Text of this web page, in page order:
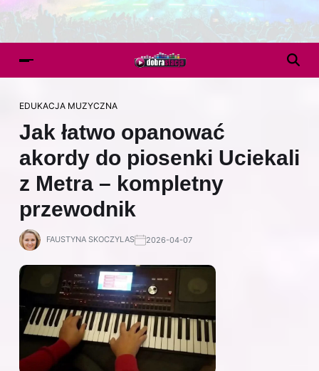
EDUKACJA MUZYCZNA
Jak łatwo opanować
akordy do piosenki Uciekali
z Metra – kompletny
przewodnik
FAUSTYNA SKOCZYLAS 2026-04-07